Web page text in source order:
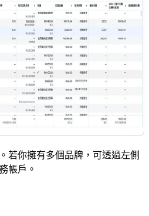
若你擁有多個品牌，可透過左側
帳戶。